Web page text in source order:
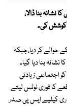
زیادتی کا نشانہ بنا ڈالا،
حوالے کر دیا،جبکہ
خواتین کو زیادتی کا نشانہ بنا دیا گیا۔
میں ملزمان نے 15سالہ لڑکی کو اجتماعی زیادتی
کا فوری نوٹس لیتے
کیلیے ایس پی صدر